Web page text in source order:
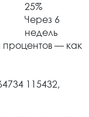
25%
Через 6
недель
процентов — как
115432,